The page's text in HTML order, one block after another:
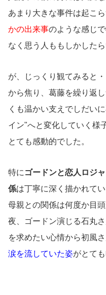
あまり大きな事件は起こ
かの出来事のような感じ
なく思う人ももしかした
が、じっくり観てみると
から焦り、葛藤を繰り返
くも温かい支えでしだい
イン"へと変化していく様
とても感動的でした。
特に ゴードンと恋人ロジ
係は丁寧に深く描かれて
母親との関係は何度か目
夜、ゴードン演じる石丸
を求めたい心情から初風
涙を流していた姿がとて